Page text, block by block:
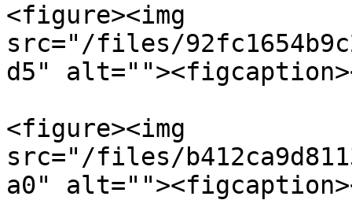
<figure><img
src="/files/
d5"
<figure><img
src="/files/
a0"